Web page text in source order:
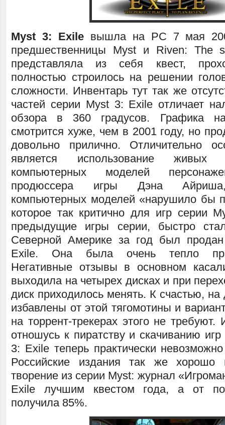
Myst 3: Exileвышла на PC 7 мая
предшественницы Myst и Riven: The
представляла из себя квест,
полностью строилось на решении
сложности. Инвентарь тут так же
частей серии Myst 3: Exile отличает
обзора в 360 градусов. Графика
смотрится хуже, чем в 2001 году, но
довольно прилично. Отличительно
является использование живых
компьютерных моделей
продюссера игры Дэна Айриша,
компьютерных моделей «нарушило бы
которое так критично для игр серии
предыдущие игры серии, быстро
Северной Америке за год был
Exile. Она была очень тепло
Негативные отзывы в основном
выходила на четырех дисках и при
диск приходилось менять. К счастью,
избавлены от этой тягомотины и
на торрент-трекерах этого не требуют.
отношусь к пиратству и скачиванию
3: Exile теперь практически
Российские издания так же хорошо
творение из серии Myst: журнал
Exile лучшим квестом года, а от
получила 85%.